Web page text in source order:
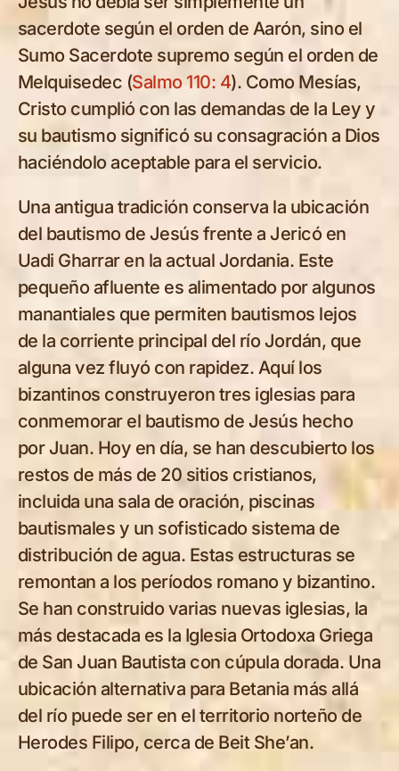
sacerdote según el orden de Aarón, sino el
Sumo Sacerdote supremo según el orden de
Melquisedec (Salmo 110: 4). Como Mesías,
Cristo cumplió con las demandas de la Ley y
su bautismo significó su consagración a Dios
haciéndolo aceptable para el servicio.
Una antigua tradición conserva la ubicación
del bautismo de Jesús frente a Jericó en
Uadi Gharrar en la actual Jordania. Este
pequeño afluente es alimentado por algunos
manantiales que permiten bautismos lejos
de la corriente principal del río Jordán, que
alguna vez fluyó con rapidez. Aquí los
bizantinos construyeron tres iglesias para
conmemorar el bautismo de Jesús hecho
por Juan. Hoy en día, se han descubierto los
restos de más de 20 sitios cristianos,
incluida una sala de oración, piscinas
bautismales y un sofisticado sistema de
distribución de agua. Estas estructuras se
remontan a los períodos romano y bizantino.
Se han construido varias nuevas iglesias, la
más destacada es la Iglesia Ortodoxa Griega
de San Juan Bautista con cúpula dorada. Una
ubicación alternativa para Betania más allá
del río puede ser en el territorio norteño de
Herodes Filipo, cerca de Beit She’an.